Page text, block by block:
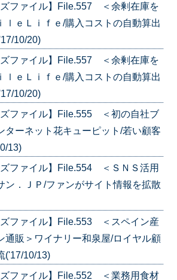
ズファイル】File.557 ＜余剰在庫を
ｌｅＬｉｆｅ/購入コストの自動算出
10/20)
ズファイル】File.557 ＜余剰在庫を
ｌｅＬｉｆｅ/購入コストの自動算出
10/20)
ズファイル】File.555 ＜初の自社ブ
ターネット花キューピット/若い顧客
13)
ズファイル】File.554 ＜ＳＮＳ活用
ン．ＪＰ/ファンがサイト情報を拡散
ズファイル】File.553 ＜スペイン産
通販＞ワイナリー和泉屋/ロイヤル顧
('17/10/13)
ズファイル】File.552 ＜業務用食材